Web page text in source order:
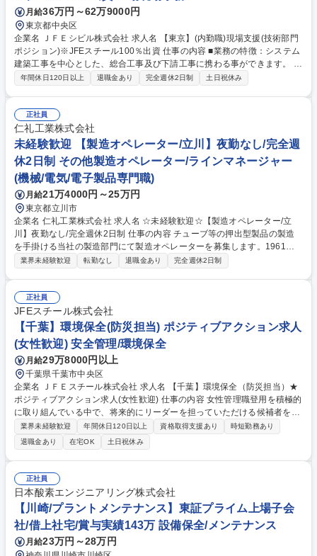
月給36万円～62万9000円
東京都中央区
企業名 ＪＦＥシビル株式会社 求人名 【東京】(内勤職)現場支援(技術部門
ポジション)※JFEスチール100％出資 仕事の内容 ■業務の特徴：システム
建築工事を中心とした、総合工事及び下請工事に携わる事ができます。 下
記の業務をお任せします。 システム建築事業部において行う各現場の支援
・諸官庁提出書類の作成 ・施工検討会資料の作成 ・工事写真の取り纏め
・各種施工計画図の作成 募集職種 【東京】(内勤職)現場支援(技術部門ポ
ジション)※JFEスチール100％出資
年間休日120日以上 退職金あり 完全週休2日制 土日祝休み
正社員
仁礼工業株式会社
未経験歓迎 【製造オペレーター/立川】夜勤なし/完全週
休2日制 その他製造オペレーター/ラインマネージャー
(機械/電気/電子製品専門職)
月給21万4000円～25万円
東京都立川市
企業名 仁礼工業株式会社 求人名 ☆未経験歓迎☆【製造オペレーター/立
川】夜勤なし/完全週休2日制 仕事の内容 チューブ等の押出型製品の製造
を手掛ける当社の製造部門にて製造オペレーターを募集します。1961年
創業、技術力と対応力を武器に成長してきました。未経験でも安心して当
備→注文内容を確認し、製品の規格に合うように調整・設定→押出機の稼
働状況確認→片付け 《製品》チューブ等の合成樹脂製品（提供先は100社
以上） 《活躍シーン》自動車部品やインターネット等の回線で用いられる
光ファイバー、医療業界のカテーテル等様々な場面で活躍しております。
募集職種 ☆未経験歓迎☆【製造オペレーター/立川】夜勤なし/完全週休2
日制
業界未経験歓迎 転勤なし 退職金あり 完全週休2日制
正社員
JFEスチール株式会社
【千葉】環境保全(防災担当) ポジティブアクション求人
(女性歓迎) 安全管理/環境保全
月給29万8000円以上
千葉県千葉市中央区
企業名 ＪＦＥスチール株式会社 求人名 【千葉】環境保全（防災担当）★
ポジティブアクション求人(女性歓迎) 仕事の内容 女性管理職登用を積極的
に取り組んでいる中で、将来的にリーダーを担っていただける候補者を募
集します。主に製鉄所における防災関連の官公庁対応、災害予防、防災訓
練、設備改善立案～実行等を担当いただきます。 【業務例】防災に関する
法令（消防法、石災法、高圧ガス保安法など）対応、社内および協定会社
への是正指導、などが主業務です。製造プロセスにおける防災に貢献する
設備化検討への参画など、幅広くご活躍いただきます。※官公庁や製造
業、特に石油コンビナート地区にておいて、消防に関する業務経験がある
方、消防設備の知識がある方、防災管理者、消防設備士、高圧ガス製造保
安責任者などの資格者は大歓迎です。 募集職種 【千葉】環境保全（防災
担当）★ポジティブアクション求人(女性歓迎)
業界未経験歓迎 年間休日120日以上 資格取得支援あり
時短勤務あり
退職金あり
在宅OK 土日祝休み
正社員
日本酸素エンジニアリング株式会社
【川崎/プラントメンテナンス】東証プライム上場子会
社/借上社宅/賞与実績143万 設備保全/メンテナンス
月給23万円～28万円